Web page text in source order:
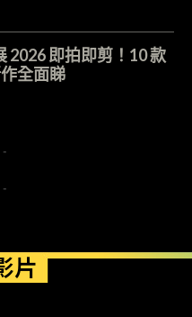
2026 即拍即剪！10 款
全面睇
-
-
片